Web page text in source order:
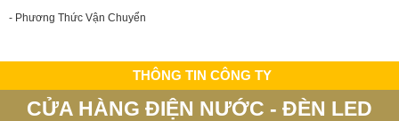
- Phương Thức Vận Chuyển
THÔNG TIN CÔNG TY
CỬA HÀNG ĐIỆN NƯỚC - ĐÈN LED